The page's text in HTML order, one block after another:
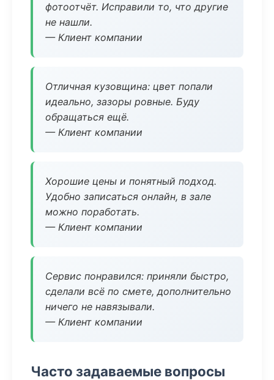
фотоотчёт. Исправили то, что другие
не нашли.
— Клиент компании
Отличная кузовщина: цвет попали
идеально, зазоры ровные. Буду
обращаться ещё.
— Клиент компании
Хорошие цены и понятный подход.
Удобно записаться онлайн, в зале
можно поработать.
— Клиент компании
Сервис понравился: приняли быстро,
сделали всё по смете, дополнительно
ничего не навязывали.
— Клиент компании
Часто задаваемые вопросы